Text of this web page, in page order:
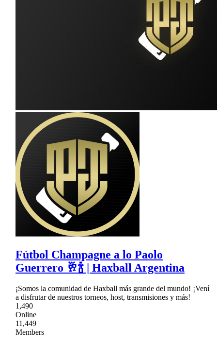
Fútbol Champagne a lo Paolo
Guerrero 🥂🍾 | Haxball Argentina
¡Somos la comunidad de Haxball más grande del mundo! ¡Vení
a disfrutar de nuestros torneos, host, transmisiones y más!
1,490
Online
11,449
Members